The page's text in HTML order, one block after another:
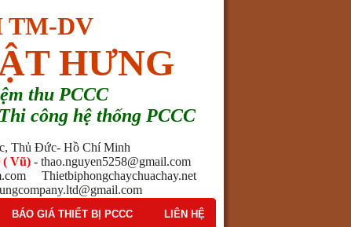
TM-DV
HƯNG
thu PCCC
công hệ thống PCCC
Thủ Đức- Hồ Chí Minh
( Vũ) - thao.nguyen5258@gmail.com
Thietbiphongchaychuachay.net
BÁO GIÁ THIẾT BỊ PCCC LIÊN HỆ